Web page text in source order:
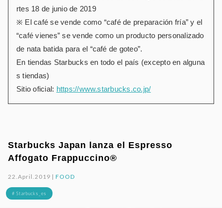
rtes 18 de junio de 2019
※ El café se vende como “café de preparación fría” y el
“café vienes” se vende como un producto personalizado
de nata batida para el “café de goteo”.
En tiendas Starbucks en todo el país (excepto en alguna
s tiendas)
Sitio oficial: https://www.starbucks.co.jp/
Starbucks Japan lanza el Espresso
Affogato Frappuccino®
22.April.2019 |FOOD
# Starbucks_es